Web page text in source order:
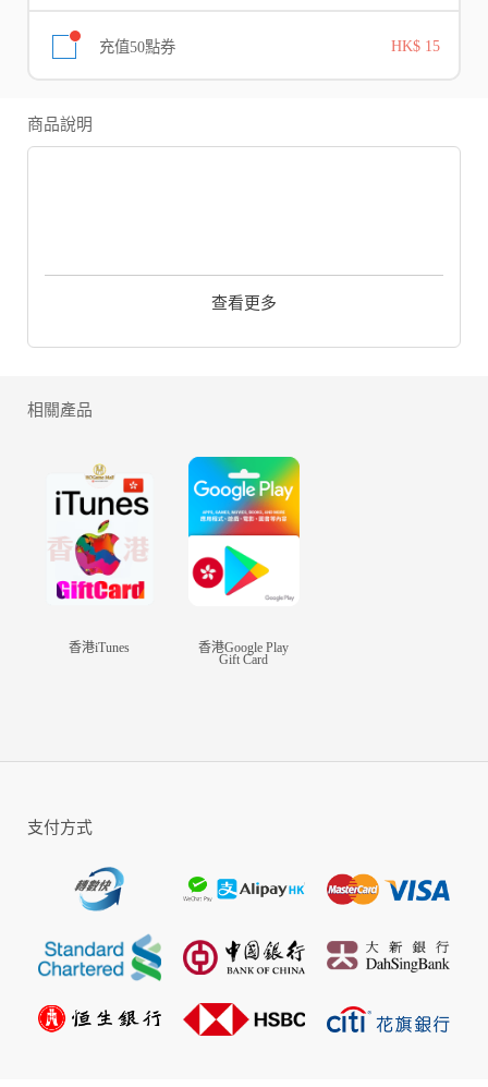
充值50點券 HK$ 15
商品說明
馬場競技、培育馬匹、爭奪班次、集團大賽等等，屬於一款
多元化的馬場遊戲。更以香港賽馬風格作為藍本，務求以真
實作為主打，參考各國場地、騎師、裝備等，目標帶給玩家
查看更多
相關產品
香港iTunes 香港Google Play
Gift Card
支付方式